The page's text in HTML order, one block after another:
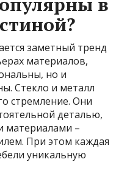
заметный тренд
материалов,
но и
Стекло и металл
стремление. Они
деталью,
материалами –
При этом каждая
уникальную